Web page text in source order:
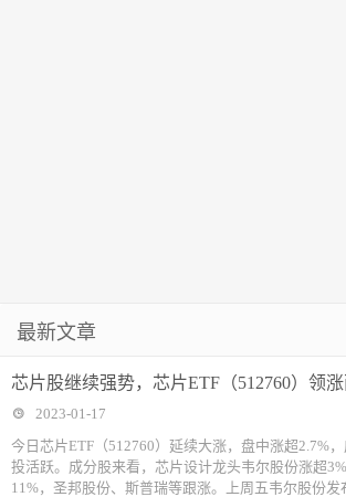
最新文章
芯片股继续强势，芯片ETF（512760）领
2023-01-17
今日芯片ETF（512760）延续大涨，盘中涨超2.7%
投活跃。成分股来看，芯片设计龙头韦尔股份涨超
11%，圣邦股份、斯普瑞等跟涨。上周五韦尔股份发